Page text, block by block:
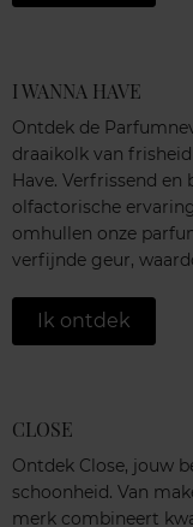
I WANNA HAVE
Ontdek de
draaikolk van
Have. Verfrissend en
olfactorische
omhullen onze
verfijnde geur,
Ik ontdek
CLOSE
Ontdek Close, jouw
schoonheid. Van
merk combineert